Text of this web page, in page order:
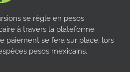
se règle en pesos
à travers la plateforme
paiement se fera sur place, lors
pesos mexicains.